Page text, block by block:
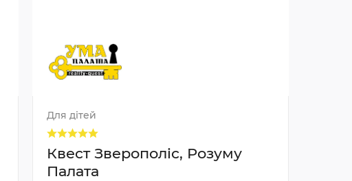
Для дітей
Квест Зверополіс, Розуму
Палата